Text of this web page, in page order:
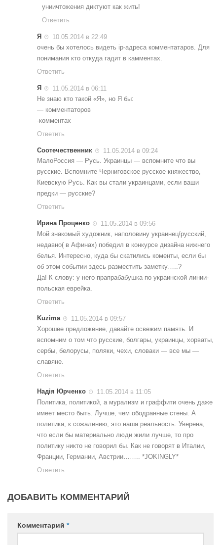
униичтожения диктуют как жить!
Ответить
Я
10.05.2014 в 22:49
очень бы хотелось видеть ip-адреса комментатаров. Для
понимания кто откуда гадит в камментах.
Ответить
Я
11.05.2014 в 06:11
Не знаю кто такой «Я», но Я бы:
— комментаторов
-комментах
Ответить
Соотечественник
11.05.2014 в 09:24
МалоРоссия — Русь. Украинцы — вспомните что вы
русские. Вспомните Черниговское русское княжество,
Киевскую Русь. Как вы стали украинцами, если ваши
предки — русские?
Ответить
Ирина Проценко
11.05.2014 в 09:56
Мой знакомый художник, наполовину украинец/русский,
недавно( в Афинах) победил в конкурсе дизайна нижнего
белья. Интересно, куда бы скатились коменты, если бы
об этом событии здесь разместить заметку…..?
Да! К слову: у него прапрабабушка по украинской линии-
польская еврейка.
Ответить
Kuzima
11.05.2014 в 09:57
Хорошее предложение, давайте освежим память. И
вспомним о том что русские, болгары, украинцы, хорваты,
сербы, белорусы, поляки, чехи, словаки — все мы —
славяне.
Ответить
Надія Юрченко
11.05.2014 в 11:05
Политика, политикой, а мурализм и граффити очень даже
имеет место быть. Лучше, чем ободранные стены. А
политика, к сожалению, это наша реальность. Уверена,
что если бы материально люди жили лучше, то про
политику никто не говорил бы. Как не говорят в Италии,
Франции, Германии, Австрии…….. *JOKINGLY*
Ответить
ДОБАВИТЬ КОММЕНТАРИЙ
Комментарий *